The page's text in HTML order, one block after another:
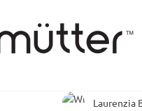
Laurenzia